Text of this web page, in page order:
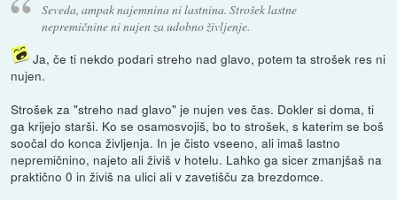
Seveda, ampak najemnina ni lastnina. Strošek lastne
nepremičnine ni nujen za udobno življenje.
Ja, če ti nekdo podari streho nad glavo, potem ta strošek res ni
nujen.
Strošek za "streho nad glavo" je nujen ves čas. Dokler si doma, ti
ga krijejo starši. Ko se osamosvojiš, bo to strošek, s katerim se boš
soočal do konca življenja. In je čisto vseeno, ali imaš lastno
nepremičnino, najeto ali živiš v hotelu. Lahko ga sicer zmanjšaš na
praktično 0 in živiš na ulici ali v zavetišču za brezdomce.